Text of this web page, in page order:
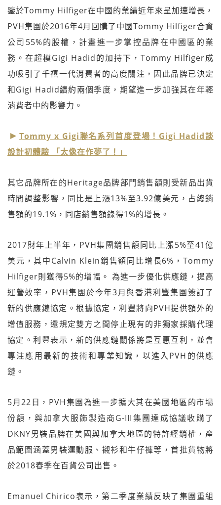
鑒於Tommy Hilfiger在中國的業績近年來呈加速增長，
PVH集團於2016年4月回購了中國Tommy Hilfiger合資
公司55%的股權，計畫進一步掌控品牌在中國區的業
務。在超模Gigi Hadid的加持下，Tommy Hilfiger成
功吸引了千禧一代消費者的高度關注，因此品牌已決定
和Gigi Hadid續約兩個季度，期望進一步加強其在年輕
消費者中的影響力。
Tommy x Gigi聯名系列首度登場！Gigi Hadid談
設計初體驗 「太像在作夢了！」
其它品牌所在的Heritage品牌部門銷售額則受新品出貨
時間調整影響，同比是上漲13%至3.92億美元，占總銷
售額的19.1%，同店銷售額錄得1%的增長。
2017財年上半年，PVH集團銷售額同比上漲5%至41億
美元，其中Calvin Klein銷售額同比增長6%，Tommy
Hilfiger則獲得5%的增幅。 為進一步優化供應鏈，提高
運營效率，PVH集團於今年3月與香港利豐集團簽訂了
新的供應鏈協定。根據協定，利豐將向PVH提供額外的
增值服務，還規定雙方之間停止現有的非獨家採購代理
協定。利豐表示，新的供應鏈關係將是互惠互利，並會
專注應用最新的技術和專業知識，以進入PVH的供應
鏈。
5月22日，PVH集團為進一步擴大其在美國地區的市場
份額，與加拿大服飾製造商G-III集團達成協議收購了
DKNY男裝品牌在美國與加拿大地區的特許經銷權，產
品範圍涵蓋男裝運動服、襯衫和牛仔褲等，首批貨物將
於2018春季在百貨公司出售。
Emanuel Chirico表示，第二季度業績反映了集團重組